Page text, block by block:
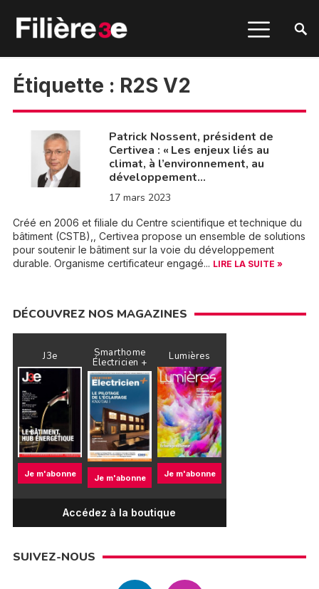
Étiquette : R2S V2
Patrick Nossent, président de
Certivea : « Les enjeux liés au
climat, à l’environnement, au
développement…
17 mars 2023
Créé en 2006 et filiale du Centre scientifique et technique du
bâtiment (CSTB),, Certivea propose un ensemble de solutions
pour soutenir le bâtiment sur la voie du développement
durable. Organisme certificateur engagé... LIRE LA SUITE »
DÉCOUVREZ NOS MAGAZINES
J3e
Je m'abonne
Smarthome
Électricien +
Je m'abonne
Lumières
Je m'abonne
Accédez à la boutique
SUIVEZ-NOUS